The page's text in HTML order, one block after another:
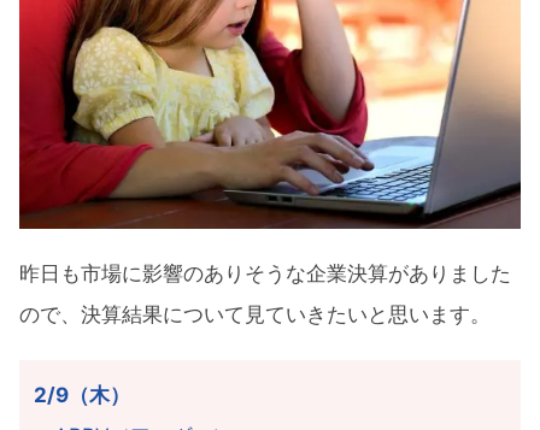
昨日も市場に影響のありそうな企業決算がありました
ので、決算結果について見ていきたいと思います。
2/9（木）